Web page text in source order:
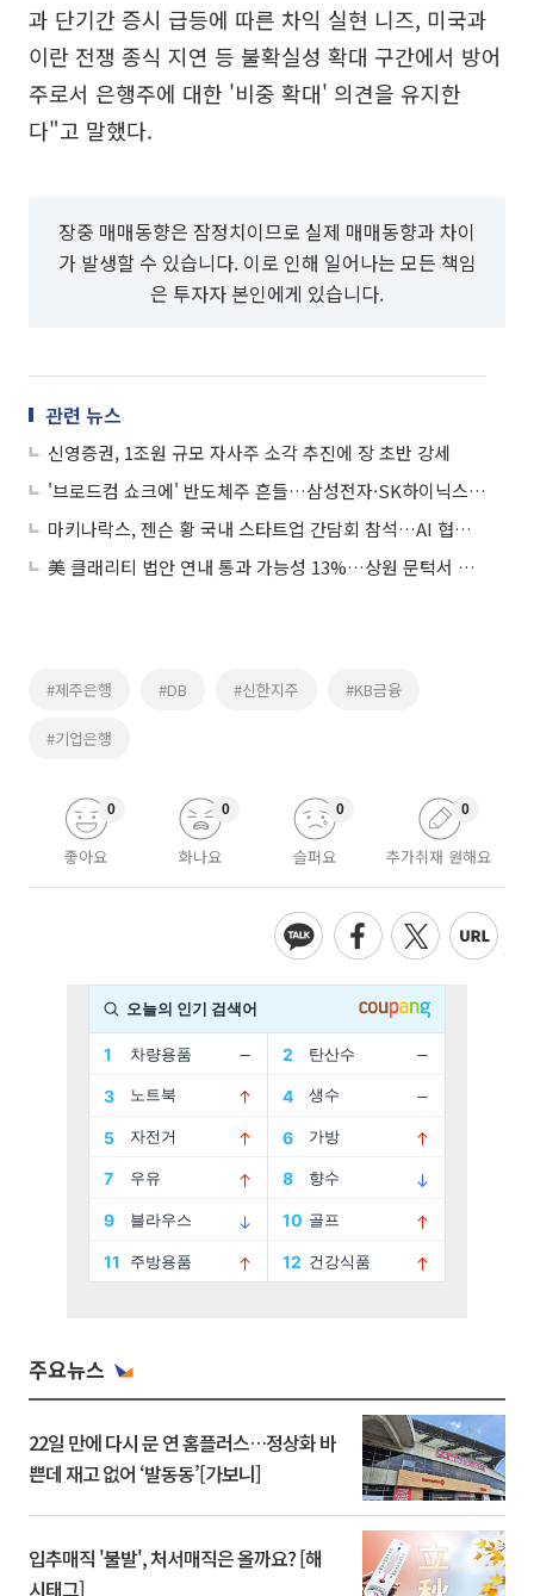
과 단기간 증시 급등에 따른 차익 실현 니즈, 미국과
이란 전쟁 종식 지연 등 불확실성 확대 구간에서 방어
주로서 은행주에 대한 '비중 확대' 의견을 유지한
다"고 말했다.
장중 매매동향은 잠정치이므로 실제 매매동향과 차이
가 발생할 수 있습니다. 이로 인해 일어나는 모든 책임
은 투자자 본인에게 있습니다.
관련 뉴스
신영증권, 1조원 규모 자사주 소각 추진에 장 초반 강세
'브로드컴 쇼크에' 반도체주 흔들…삼성전자·SK하이닉스 '급락'
마키나락스, 젠슨 황 국내 스타트업 간담회 참석…AI 협력 기대감에 상승세
美 클래리티 법안 연내 통과 가능성 13%…상원 문턱서 제동
#제주은행 #DB #신한지주 #KB금융
#기업은행
좋아요
0
화나요
0
슬퍼요
0
추가취재 원해요
0
주요뉴스
22일 만에 다시 문 연 홈플러스…정상화 바
쁜데 재고 없어 ‘발동동’[가보니]
입추매직 '불발', 처서매직은 올까요? [해
시태그]